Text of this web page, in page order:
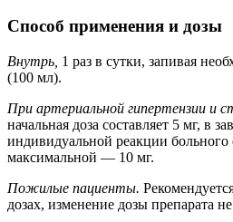
Способ применения и дозы
Внутрь, 1 раз в сутки, запивая
(100 мл).
При артериальной гипертензии и
начальная доза составляет 5 мг, в
индивидуальной реакции
максимальной — 10 мг.
Пожилые пациенты.
дозах, изменение дозы препарата не